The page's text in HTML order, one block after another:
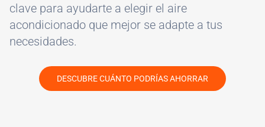
clave para ayudarte a elegir el aire
acondicionado que mejor se adapte a tus
necesidades.
DESCUBRE CUÁNTO PODRÍAS AHORRAR